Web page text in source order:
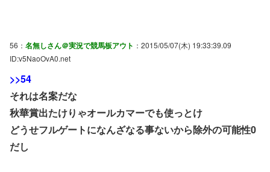
56： 名無しさん＠実況で競馬板アウト ：2015/05/07(木) 19:33:39.09
ID:v5NaoOvA0.net
>>54
それは名案だな
秋華賞出たけりゃオールカマーでも使っとけ
どうせフルゲートになんざなる事ないから除外の可能性0
だし